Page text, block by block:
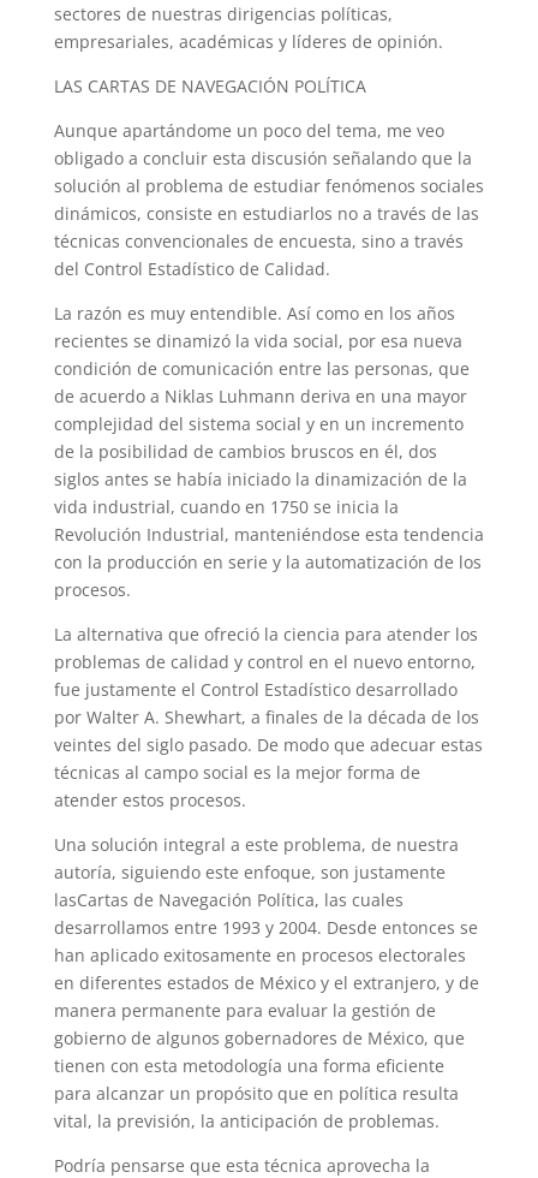
sectores de nuestras dirigencias políticas,
empresariales, académicas y líderes de opinión.
LAS CARTAS DE NAVEGACIÓN POLÍTICA
Aunque apartándome un poco del tema, me veo
obligado a concluir esta discusión señalando que la
solución al problema de estudiar fenómenos sociales
dinámicos, consiste en estudiarlos no a través de las
técnicas convencionales de encuesta, sino a través
del Control Estadístico de Calidad.
La razón es muy entendible. Así como en los años
recientes se dinamizó la vida social, por esa nueva
condición de comunicación entre las personas, que
de acuerdo a Niklas Luhmann deriva en una mayor
complejidad del sistema social y en un incremento
de la posibilidad de cambios bruscos en él, dos
siglos antes se había iniciado la dinamización de la
vida industrial, cuando en 1750 se inicia la
Revolución Industrial, manteniéndose esta tendencia
con la producción en serie y la automatización de los
procesos.
La alternativa que ofreció la ciencia para atender los
problemas de calidad y control en el nuevo entorno,
fue justamente el Control Estadístico desarrollado
por Walter A. Shewhart, a finales de la década de los
veintes del siglo pasado. De modo que adecuar estas
técnicas al campo social es la mejor forma de
atender estos procesos.
Una solución integral a este problema, de nuestra
autoría, siguiendo este enfoque, son justamente
lasCartas de Navegación Política, las cuales
desarrollamos entre 1993 y 2004. Desde entonces se
han aplicado exitosamente en procesos electorales
en diferentes estados de México y el extranjero, y de
manera permanente para evaluar la gestión de
gobierno de algunos gobernadores de México, que
tienen con esta metodología una forma eficiente
para alcanzar un propósito que en política resulta
vital, la previsión, la anticipación de problemas.
Podría pensarse que esta técnica aprovecha la